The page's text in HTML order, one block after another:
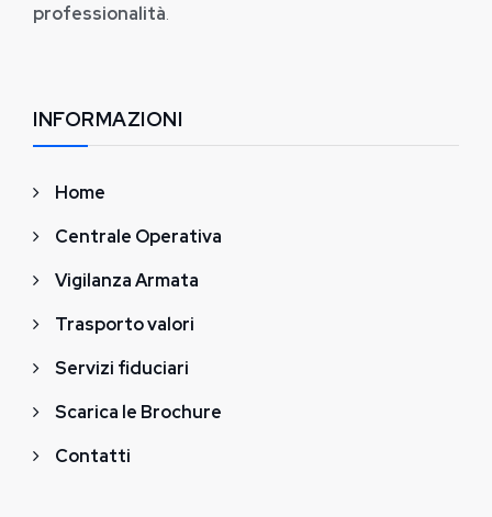
professionalità.
INFORMAZIONI
Home
Centrale Operativa
Vigilanza Armata
Trasporto valori
Servizi fiduciari
Scarica le Brochure
Contatti